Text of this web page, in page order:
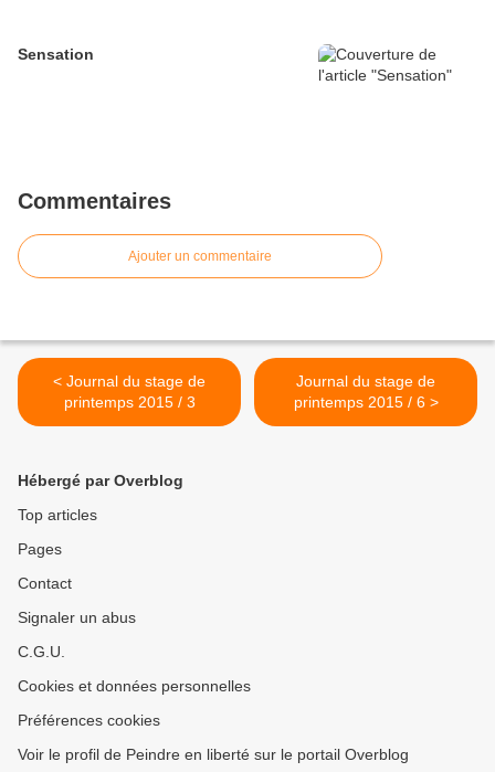
Sensation
Commentaires
Ajouter un commentaire
< Journal du stage de
printemps 2015 / 3
Journal du stage de
printemps 2015 / 6 >
Hébergé par Overblog
Top articles
Pages
Contact
Signaler un abus
C.G.U.
Cookies et données personnelles
Préférences cookies
Voir le profil de Peindre en liberté sur le portail Overblog